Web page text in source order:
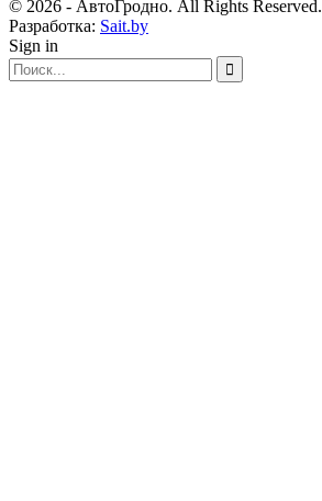
© 2026 - АвтоГродно. All Rights Reserved.
Разработка: Sait.by
Sign in